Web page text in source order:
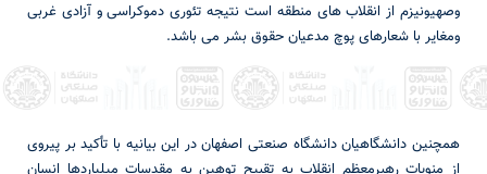
وصهیونیزم از انقلاب های منطقه است نتیجه تئوری دموکراسی و آزادی غربی
ومغایر با شعارهای پوچ مدعیان حقوق بشر می باشد.
همچنین دانشگاهیان دانشگاه صنعتی اصفهان در این بیانیه با تأکید بر پیروی